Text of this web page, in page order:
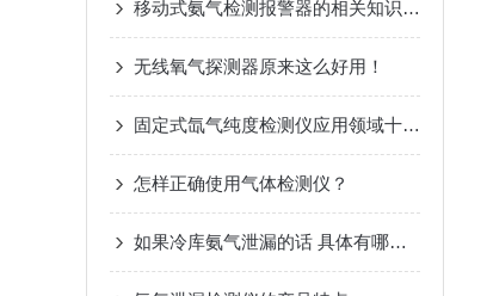
移动式氨气检测报警器的相关知识了解
无线氧气探测器原来这么好用！
固定式氙气纯度检测仪应用领域十分广泛
怎样正确使用气体检测仪？
如果冷库氨气泄漏的话 具体有哪些危害？